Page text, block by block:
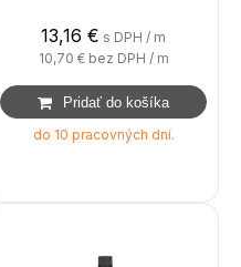
13,16 € s DPH / m
10,70 € bez DPH / m
do 10 pracovných dní.